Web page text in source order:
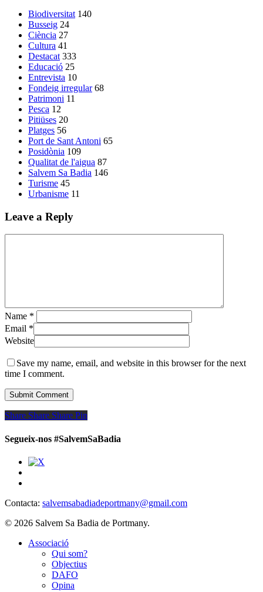
Biodiversitat 140
Busseig 24
Ciència 27
Cultura 41
Destacat 333
Educació 25
Entrevista 10
Fondeig irregular 68
Patrimoni 11
Pesca 12
Pitiüses 20
Platges 56
Port de Sant Antoni 65
Posidònia 109
Qualitat de l'aigua 87
Salvem Sa Badia 146
Turisme 45
Urbanisme 11
Leave a Reply
Name *
Email *
Website
Save my name, email, and website in this browser for the next
time I comment.
Share
Share Share Share Pin
Segueix-nos #SalvemSaBadia
Contacta: salvemsabadiadeportmany@gmail.com
© 2026 Salvem Sa Badia de Portmany.
Close
Associació
Qui som?
Objectius
DAFO
Opina